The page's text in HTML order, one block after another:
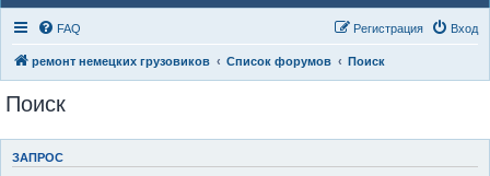
FAQ Вход
Регистрация
ремонт немецких грузовиков Список форумов Поиск
Поиск
ЗАПРОС